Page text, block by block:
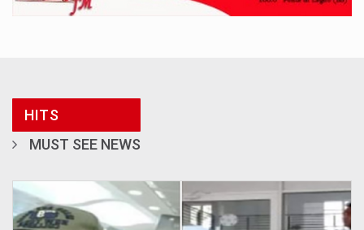
HITS
MUST SEE NEWS